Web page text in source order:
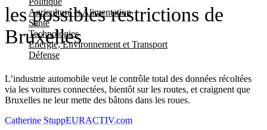
Agriculture et Alimentation
Santé
Technologies
Energie, Environnement et Transport
Défense
les possibles restrictions de
Bruxelles
L’industrie automobile veut le contrôle total des données récoltées
via les voitures connectées, bientôt sur les routes, et craignent que
Bruxelles ne leur mette des bâtons dans les roues.
Catherine StuppEURACTIV.com